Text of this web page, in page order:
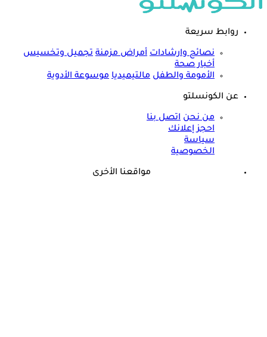
روابط سريعة
نصائح وارشادات أمراض مزمنة تجميل وتخسيس
أخبار صحة
الأمومة والطفل مالتيميديا موسوعة الأدوية
عن الكونسلتو
من نحن اتصل بنا
احجز إعلانك
سياسة
الخصوصية
مواقعنا الأخرى